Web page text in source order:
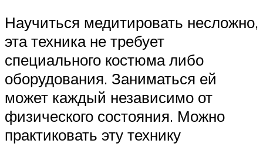
Научиться медитировать несложно,
эта техника не требует
специального костюма либо
оборудования. Заниматься ей
может каждый независимо от
физического состояния. Можно
практиковать эту технику